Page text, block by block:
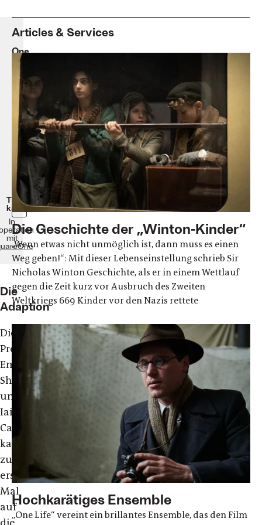
One
Life
James
Hawes
Drama
Großbritannien
2023
Minuten
28.
März
2024
im
Kino!
Ticket
kaufen
In
mit
Die
Adaption
Die
Produzenten
Emile
Sherman
und
Iain
Canning
kamen
zum
ersten
Mal
auf
Articles & Services
Die Geschichte der „Winton-Kinder“
„Wenn etwas nicht unmöglich ist, dann muss es einen
Weg geben!“: Mit dieser Lebenseinstellung schrieb Sir
Nicholas Winton Geschichte, als er in einem Wettlauf
gegen die Zeit kurz vor Ausbruch des Zweiten
Weltkriegs 669 Kinder vor den Nazis rettete
Hochkarätiges Ensemble
„One Life“ vereint ein brillantes Ensemble, das den Film